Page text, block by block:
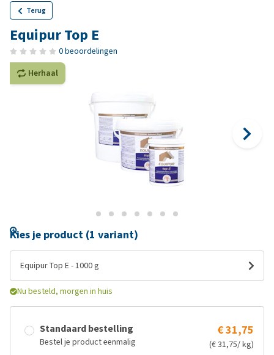
Terug
Equipur Top E
0 beoordelingen
Herhaal
Kies je product (1 variant)
Equipur Top E - 1000 g
Nu besteld, morgen in huis
Standaard bestelling
Bestel je product eenmalig
€ 31,75
(€ 31,75/ kg)